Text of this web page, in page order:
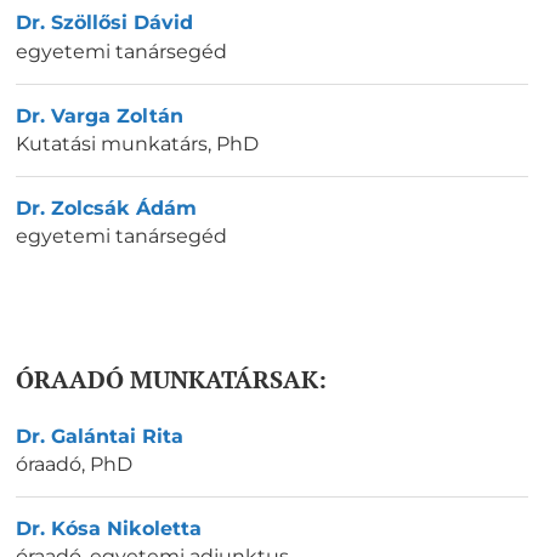
Dr. Szöllősi Dávid
egyetemi tanársegéd
Dr. Varga Zoltán
Kutatási munkatárs, PhD
Dr. Zolcsák Ádám
egyetemi tanársegéd
ÓRAADÓ MUNKATÁRSAK:
Dr. Galántai Rita
óraadó, PhD
Dr. Kósa Nikoletta